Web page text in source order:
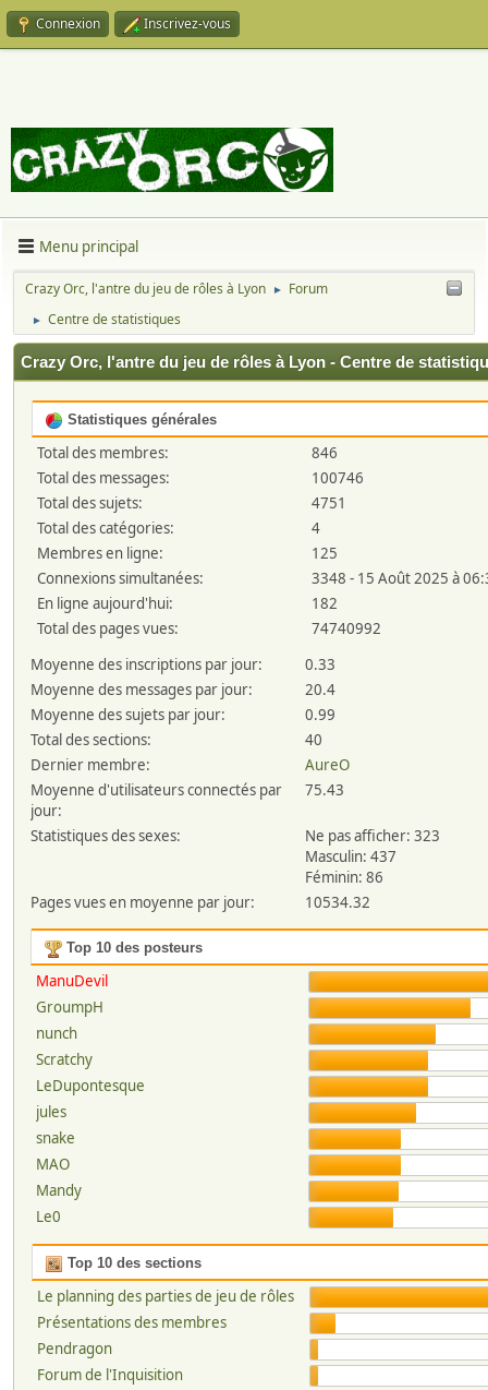
Connexion Inscrivez-vous
Menu principal
Crazy Orc, l'antre du jeu de rôles à Lyon ► Forum
► Centre de statistiques
Crazy Orc, l'antre du jeu de rôles à Lyon - Centre de
Statistiques générales
Total des membres:
846
Total des messages:
100746
Total des sujets:
4751
Total des catégories:
4
Membres en ligne:
125
Connexions simultanées:
3348 - 15 Août 2025 à
En ligne aujourd'hui:
182
Total des pages vues:
74740992
Moyenne des inscriptions par jour:
0.33
Moyenne des messages par jour:
20.4
Moyenne des sujets par jour:
0.99
Total des sections:
40
Dernier membre:
AureO
Moyenne d'utilisateurs connectés par
jour:
75.43
Statistiques des sexes:
Ne pas afficher: 323
Masculin: 437
Féminin: 86
Pages vues en moyenne par jour:
10534.32
Top 10 des posteurs
ManuDevil
GroumpH
nunch
Scratchy
LeDupontesque
jules
snake
MAO
Mandy
Le0
Top 10 des sections
Le planning des parties de jeu de rôles
Présentations des membres
Pendragon
Forum de l'Inquisition